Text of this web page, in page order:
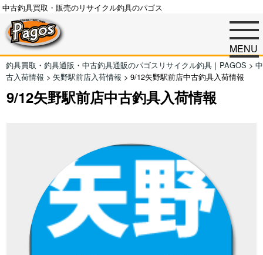
中古釣具買取・販売のリサイクル釣具のパゴス
MENU
釣具買取・釣具通販・中古釣具通販のパゴスリサイクル釣具｜PAGOS > 中
古入荷情報 > 矢野駅前店入荷情報 > 9/12矢野駅前店中古釣具入荷情報
9/12矢野駅前店中古釣具入荷情報